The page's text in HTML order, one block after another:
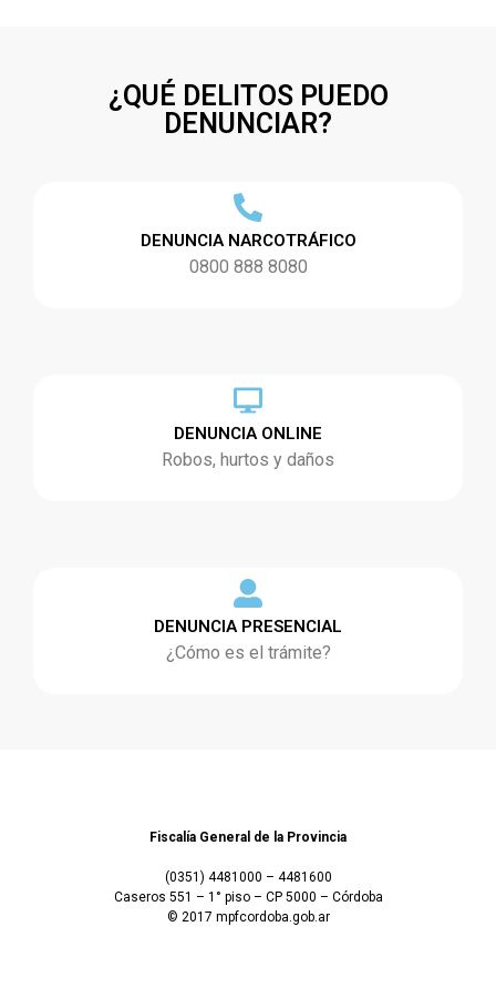
¿QUÉ DELITOS PUEDO
DENUNCIAR?
DENUNCIA NARCOTRÁFICO
0800 888 8080
DENUNCIA ONLINE
Robos, hurtos y daños
DENUNCIA PRESENCIAL
¿Cómo es el trámite?
Fiscalía General de la Provincia
(0351) 4481000 – 4481600
Caseros 551 – 1° piso – CP 5000 – Córdoba
© 2017 mpfcordoba.gob.ar